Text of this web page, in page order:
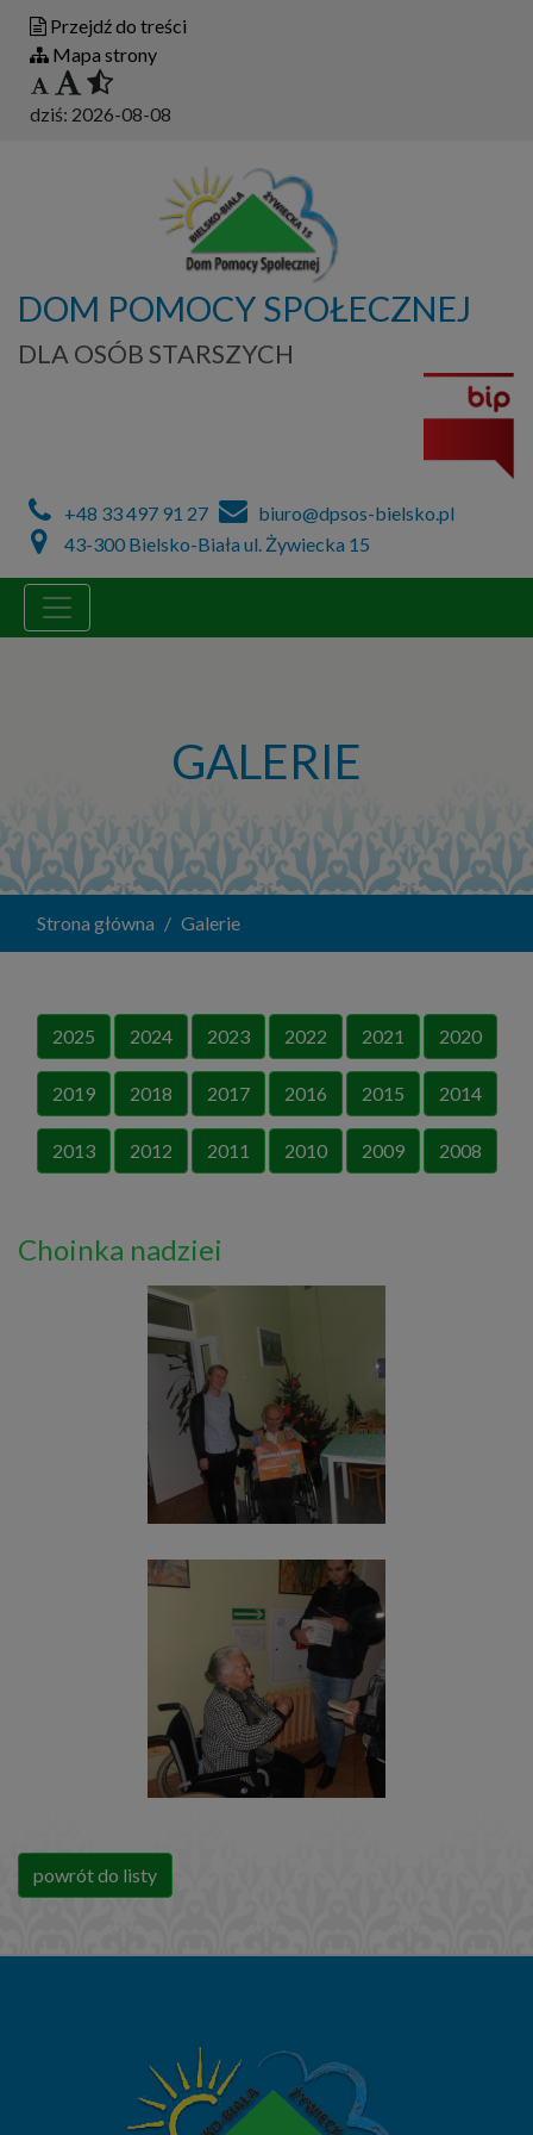
Przejdź do treści
Mapa strony
dziś: 2026-08-08
DOM POMOCY SPOŁECZNEJ
DLA OSÓB STARSZYCH
+48 33 497 91 27
biuro@dpsos-bielsko.pl
43-300 Bielsko-Biała ul. Żywiecka 15
GALERIE
Strona główna Galerie
2025 2024 2023 2022 2021 2020
2019 2018 2017 2016 2015 2014
2013 2012 2011 2010 2009 2008
Choinka nadziei
powrót do listy